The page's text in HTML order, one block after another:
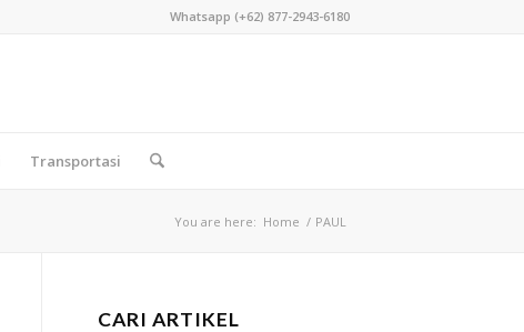
Whatsapp (+62) 877-2943-6180
Transportasi
You are here: Home / PAUL
CARI ARTIKEL